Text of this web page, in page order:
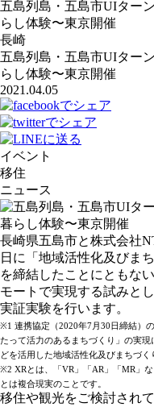
五島列島・五島市UIター
らし体験〜東京開催
長崎
五島列島・五島市UIター
らし体験〜東京開催
2021.04.05
イベント
移住
ニュース
長崎県五島市と株式会社
日に「地域活性化及びま
を締結したことにともな
モートで実現する試みと
実証実験を行います。
※1 連携協定（2020年7月30日締結）
たって活力のあるまちづくり」の実
どを活用した地域活性化及びまちづく
※2 XRとは、「VR」「AR」「MR」
とは複合現実のことです。
移住や観光をご検討され